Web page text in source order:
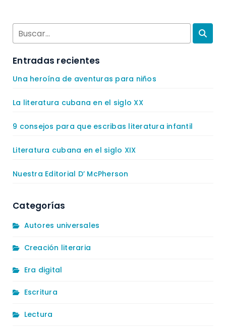
Entradas recientes
Una heroína de aventuras para niños
La literatura cubana en el siglo XX
9 consejos para que escribas literatura infantil
Literatura cubana en el siglo XIX
Nuestra Editorial D’ McPherson
Categorías
Autores universales
Creación literaria
Era digital
Escritura
Lectura